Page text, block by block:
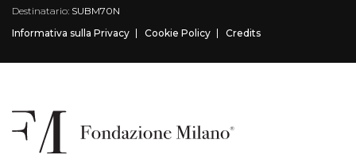
Destinatario: SUBM70N
Informativa sulla Privacy
Cookie Policy Credits